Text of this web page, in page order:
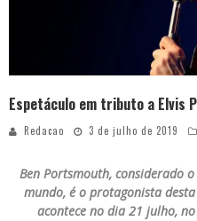
Espetáculo em tributo a Elvis
Redacao 3 de julho de 2019
Ben Portsmouth, considerado
mundo, é o protagonista
acontece no dia 21 julho,